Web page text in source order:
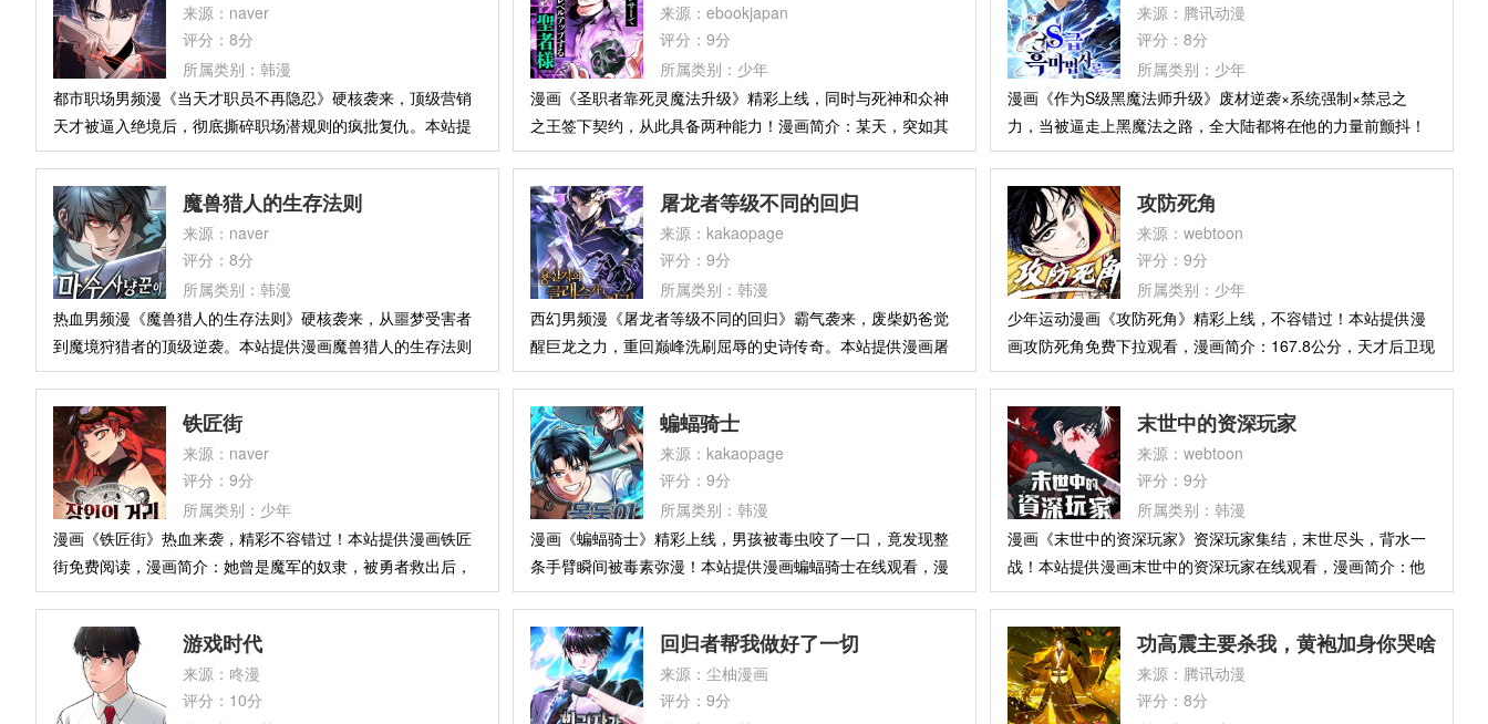
上以剑为食的修行之途，被遗忘的家族之名也开始重新觉醒。
视…就在这时，助力者千景出现了！从古代武林穿越到现代的
武林高手千景开始教贤秀武功……
能“买卖武人才能”的神秘竹简出现在眼前。既然前世积攒了富
可敌国的财富眼光，这一世他决定不再低调。重生的墨辉影将
如何利用这卷神级系统，在武当派开启疯狂氪金模式？从籍籍
无名的平庸弟子到震慑武林的氪金武神，看他如何用灵石与金
钱重塑经脉，问鼎至尊。
来源：naver
评分：8分
所属类别：韩漫
都市职场男频漫《当天才职员不再隐忍》硬核袭来，顶级营销
天才被逼入绝境后，彻底撕碎职场潜规则的疯批复仇。本站提
供漫画当天才职员不再隐忍在线观看，简介：韩禄曾是韩国顶
级电影公司的天才营销官，却因厌恶职场站队和阿谀奉承，成
了全公司唯一的“差评王”及贿赂案的替罪羊。他只想专心工
作，拒绝所有派系斗争，换来的却是身边人的背叛与莫须有的
污名。就在他心灰意冷、跌入谷底的瞬间，命运的齿轮发生转
动。既然规则无法保护正义，那他索性不再克制。当这位掌握
着人心博弈与资本密码的天才决定“越界”反击，那些曾经联手
陷害他的高层们，即将见证职场真正的噩梦！
来源：ebookjapan
评分：9分
所属类别：少年
漫画《圣职者靠死灵魔法升级》精彩上线，同时与死神和众神
之王签下契约，从此具备两种能力！漫画简介：某天，突如其
来的门中涌出大量怪物，世界陷入危机。在攻略这些门以拯救
世界的猎人中，最强者被称为“九星”，其中七人已建立势力，
掌控了世界。在九星大多依靠神明加护战斗的情况下，死灵法
师知念凌牙却在没有加护的情况下成为了九星。凌牙因实力令
超越者和神明忌惮而被追杀，他借助圣遗物回溯了过去。为了
向神明复仇，他与同样憎恨神明的克洛诺斯缔结契约，共同投
身战斗。
来源：腾讯动漫
评分：8分
所属类别：少年
漫画《作为S级黑魔法师升级》废材逆袭×系统强制×禁忌之
力，当被逼走上黑魔法之路，全大陆都将在他的力量前颤抖！
本站提供漫画作为S级黑魔法师升级下拉式观看，漫画简介：觉
醒测试三次失败，毕业前最后一次考试终于勉强觉醒为1星魔法
师。然而觉醒瞬间，眼前弹出的系统却要将他变成禁忌的黑魔
法师？！明知道不能用的魔法，为什么偏偏是这个！
魔兽猎人的生存法则
来源：naver
评分：8分
所属类别：韩漫
热血男频漫《魔兽猎人的生存法则》硬核袭来，从噩梦受害者
到魔境狩猎者的顶级逆袭。本站提供漫画魔兽猎人的生存法则
在线观看，简介：饱受12年神秘噩梦折磨的宇镇，在遭遇突如
其来的死亡后，竟意外坠入那个梦中的恐怖世界——“魔境”。
本以为是绝路，却没想他在现实中为了对抗噩梦而疯狂磨炼的
技艺，在这里竟成了最致命的杀招。随着等级不断攀升，宇镇
开启了狩猎魔兽、收割神力的血色新篇章。在魔兽横行的深渊
中，他不仅要活下去，更要成为让所有怪物战栗的最强主宰！
屠龙者等级不同的回归
来源：kakaopage
评分：9分
所属类别：韩漫
西幻男频漫《屠龙者等级不同的回归》霸气袭来，废柴奶爸觉
醒巨龙之力，重回巅峰洗刷屈辱的史诗传奇。本站提供漫画屠
龙者等级不同的回归在线观看，简介：齐格·德雷克，身为屠龙
世家直系血脉，却是家族史上首位觉醒失败者。因空有治愈天
赋而非剑术才华，他被无情驱逐，最终在变强的挣扎中凄惨死
去。临终之际，神秘文字浮现：[上古巨龙之魂刻印]、[不可逆
力量发动]。睁开眼，齐格竟回到了20年前抛弃他的家族。这一
次，他不再是那个卑微的“奶妈”，而是身怀不灭神力的复仇
者。“只要能变强，我将利用一切。”且看等级完全不同的屠龙
传说，如何拉开序幕！
攻防死角
来源：webtoon
评分：9分
所属类别：少年
少年运动漫画《攻防死角》精彩上线，不容错过！本站提供漫
画攻防死角免费下拉观看，漫画简介：167.8公分，天才后卫现
身！ 「谁说身高不够，绝对不能打篮球？ 不管2公尺、还是3
公尺高，通通叫他们放马过来！ 长得再高，只要被我晃倒在
地，就全都只能仰望我！」 身高只有167.8公分的李姜辉，能
否实现梦想， 成为那片在大赛中发动跑轰战术、为电光高中篮
球社夺冠的最后拼图？
铁匠街
来源：naver
评分：9分
所属类别：少年
漫画《铁匠街》热血来袭，精彩不容错过！本站提供漫画铁匠
街免费阅读，漫画简介：她曾是魔军的奴隶，被勇者救出后，
却没有追随英雄踏上冒险之旅——而是拿起锤子，走进了工匠
街。那里没有鲜花和掌声，只有炉火、铁砧，和一双双锻造出
勇者之剑的手。勇者的童话从不记载他们的名字，但没有他
们，就没有传说。当尤塔敲响第一锤，他才发现：锻造，也是
一种战斗。
蝙蝠骑士
来源：kakaopage
评分：9分
所属类别：韩漫
漫画《蝙蝠骑士》精彩上线，男孩被毒虫咬了一口，竟发现整
条手臂瞬间被毒素弥漫！本站提供漫画蝙蝠骑士在线观看，漫
画简介：九局下半，两出局！“俱乐部骑士”开始了他的全垒打
反击，力图扭转战局！棒球棒中蕴藏着一股未知的力量。丹踏
上了回家的冒险之旅，一路斩杀来自异世界的怪物！
末世中的资深玩家
来源：webtoon
评分：9分
所属类别：韩漫
漫画《末世中的资深玩家》资深玩家集结，末世尽头，背水一
战！本站提供漫画末世中的资深玩家在线观看，漫画简介：他
本是一个平凡的餐厅老板，却在丧尸末世降临的那一刻，觉醒
了穿梭现实与异世界的【次元门】！没人知道，他早就在生存
VR游戏中投入了数千小时，是通关无数次末世的传说级“老玩
家”——当虚拟变成现实，当游戏地图成为真实战场，最强的外
挂不是异能，而是刻进骨子里的生存本能！无限复活的“兔子公
游戏时代
来源：咚漫
评分：10分
回归者帮我做好了一切
来源：尘柚漫画
评分：9分
功高震主要杀我，黄袍加身你哭啥
来源：腾讯动漫
评分：8分